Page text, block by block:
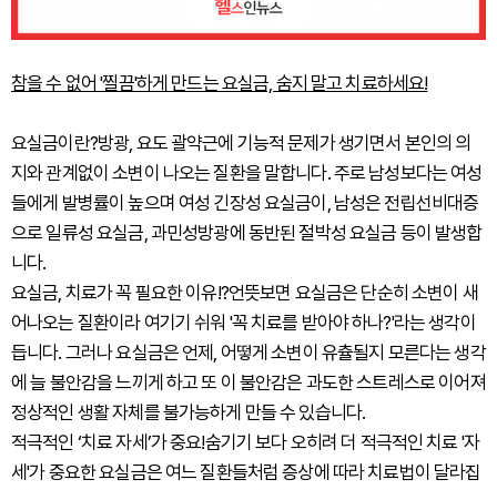
참을 수 없어 '찔끔'하게 만드는 요실금, 숨지 말고 치료하세요!
요실금이란?방광, 요도 괄약근에 기능적 문제가 생기면서 본인의 의
지와 관계없이 소변이 나오는 질환을 말합니다. 주로 남성보다는 여성
들에게 발병률이 높으며 여성 긴장성 요실금이, 남성은 전립선비대증
으로 일류성 요실금, 과민성방광에 동반된 절박성 요실금 등이 발생합
니다.
요실금, 치료가 꼭 필요한 이유!?언뜻보면 요실금은 단순히 소변이 새
어나오는 질환이라 여기기 쉬워 '꼭 치료를 받아야 하나?'라는 생각이
듭니다. 그러나 요실금은 언제, 어떻게 소변이 유츌될지 모른다는 생각
에 늘 불안감을 느끼게 하고 또 이 불안감은 과도한 스트레스로 이어져
정상적인 생활 자체를 불가능하게 만들 수 있습니다.
적극적인 ‘치료 자세’가 중요!숨기기 보다 오히려 더 적극적인 치료 '자
세'가 중요한 요실금은 여느 질환들처럼 증상에 따라 치료법이 달라집